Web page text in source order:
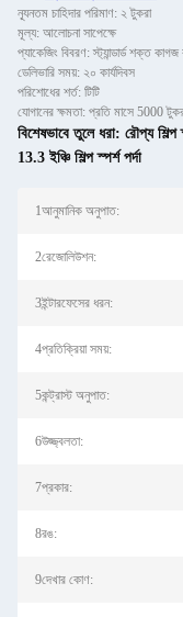
ন্যূনতম চাহিদার পরিমাণ: ২ টুকরা
মূল্য: আলোচনা সাপেক্ষে
প্যাকেজিং বিবরণ: স্ট্যান্ডার্ড শক্ত কাগজ
ডেলিভারি সময়: ২০ কার্যদিবস
পরিশোধের শর্ত: টিটি
যোগানের ক্ষমতা: প্রতি মাসে 5000
বিশেষভাবে তুলে ধরা: রৌপ্য শিল্প
13.3 ইঞ্চি শিল্প স্পর্শ পর্দা
1আনুমানিক অনুপাত:
2রেজোলিউশন:
3ইন্টারফেসের ধরন:
4প্রতিক্রিয়া সময়:
5কন্ট্রাস্ট অনুপাত:
6উজ্জ্বলতা:
7প্রকার:
8রঙ:
9দেখার কোণ: